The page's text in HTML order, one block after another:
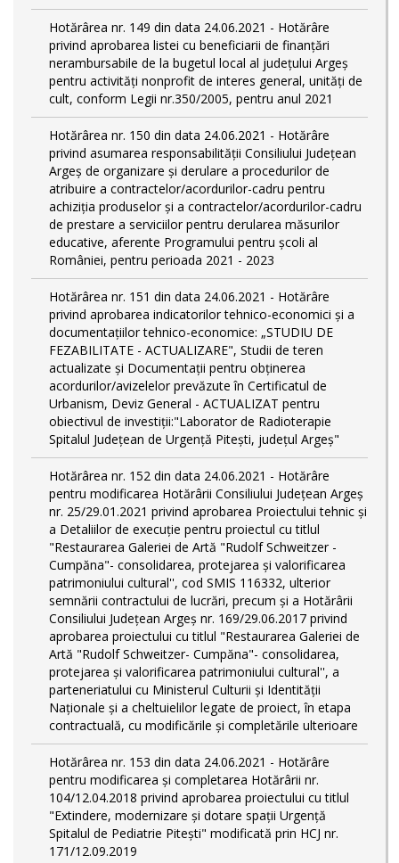
Hotărârea nr. 149 din data 24.06.2021 - Hotărâre
privind aprobarea listei cu beneficiarii de finanțări
nerambursabile de la bugetul local al județului Argeș
pentru activităţi nonprofit de interes general, unități de
cult, conform Legii nr.350/2005, pentru anul 2021
Hotărârea nr. 150 din data 24.06.2021 - Hotărâre
privind asumarea responsabilității Consiliului Județean
Argeș de organizare şi derulare a procedurilor de
atribuire a contractelor/acordurilor-cadru pentru
achiziţia produselor şi a contractelor/acordurilor-cadru
de prestare a serviciilor pentru derularea măsurilor
educative, aferente Programului pentru școli al
României, pentru perioada 2021 - 2023
Hotărârea nr. 151 din data 24.06.2021 - Hotărâre
privind aprobarea indicatorilor tehnico-economici și a
documentațiilor tehnico-economice: „STUDIU DE
FEZABILITATE - ACTUALIZARE", Studii de teren
actualizate și Documentații pentru obținerea
acordurilor/avizelelor prevăzute în Certificatul de
Urbanism, Deviz General - ACTUALIZAT pentru
obiectivul de investiții:"Laborator de Radioterapie
Spitalul Județean de Urgență Pitești, județul Argeș"
Hotărârea nr. 152 din data 24.06.2021 - Hotărâre
pentru modificarea Hotărârii Consiliului Judeţean Argeş
nr. 25/29.01.2021 privind aprobarea Proiectului tehnic şi
a Detaliilor de execuţie pentru proiectul cu titlul
"Restaurarea Galeriei de Artă "Rudolf Schweitzer -
Cumpăna"- consolidarea, protejarea şi valorificarea
patrimoniului cultural'', cod SMIS 116332, ulterior
semnării contractului de lucrări, precum şi a Hotărârii
Consiliului Judeţean Argeş nr. 169/29.06.2017 privind
aprobarea proiectului cu titlul "Restaurarea Galeriei de
Artă "Rudolf Schweitzer- Cumpăna"- consolidarea,
protejarea şi valorificarea patrimoniului cultural'', a
parteneriatului cu Ministerul Culturii şi Identităţii
Naţionale şi a cheltuielilor legate de proiect, în etapa
contractuală, cu modificările şi completările ulterioare
Hotărârea nr. 153 din data 24.06.2021 - Hotărâre
pentru modificarea și completarea Hotărârii nr.
104/12.04.2018 privind aprobarea proiectului cu titlul
"Extindere, modernizare și dotare spații Urgență
Spitalul de Pediatrie Pitești" modificată prin HCJ nr.
171/12.09.2019